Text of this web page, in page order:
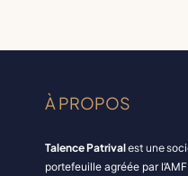
À PROPOS
Talence Patrivalest une s
portefeuille agréée par